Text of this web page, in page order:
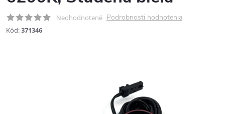
Neohodnotené Podrobnosti hodnotenia
Kód:371346